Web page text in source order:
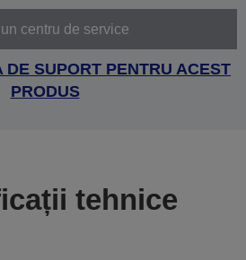
centru de service
DE SUPORT PENTRU ACEST
PRODUS
tehnice